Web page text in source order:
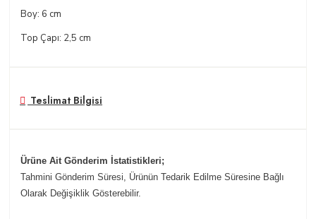
Boy: 6 cm
Top Çapı: 2,5 cm
Teslimat Bilgisi
Ürüne Ait Gönderim İstatistikleri;
Tahmini Gönderim Süresi, Ürünün Tedarik Edilme Süresine Bağlı
Olarak Değişiklik Gösterebilir.